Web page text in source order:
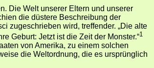
Die Welt unserer Eltern und unserer
die düstere Beschreibung der
zugeschrieben wird, treffender. „Die alte
Geburt: Jetzt ist die Zeit der Monster.“1
von Amerika, zu einem solchen
die Weltordnung, die es ursprünglich